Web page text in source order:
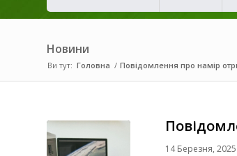
Новини
Ви тут: Головна / Повідомлення про намір
14 Березня, 2025